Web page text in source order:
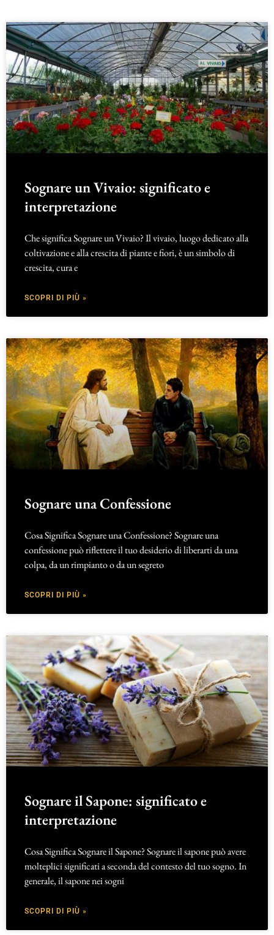
Sognare un Vivaio: significato e
interpretazione
Che significa Sognare un Vivaio? Il vivaio, luogo dedicato alla
coltivazione e alla crescita di piante e fiori, è un simbolo di
crescita, cura e
SCOPRI DI PIÙ »
Sognare una Confessione
Cosa Significa Sognare una Confessione? Sognare una
confessione può riflettere il tuo desiderio di liberarti da una
colpa, da un rimpianto o da un segreto
SCOPRI DI PIÙ »
Sognare il Sapone: significato e
interpretazione
Cosa Significa Sognare il Sapone? Sognare il sapone può avere
molteplici significati a seconda del contesto del tuo sogno. In
generale, il sapone nei sogni
SCOPRI DI PIÙ »